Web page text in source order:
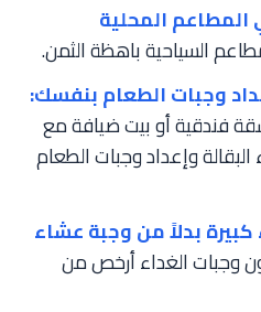
المحلية
السياحية باهظة الثمن.
وجبات الطعام بنفسك:
فندقية أو بيت ضيافة مع
وإعداد وجبات الطعام
بدلاً من وجبة عشاء
وجبات الغداء أرخص من